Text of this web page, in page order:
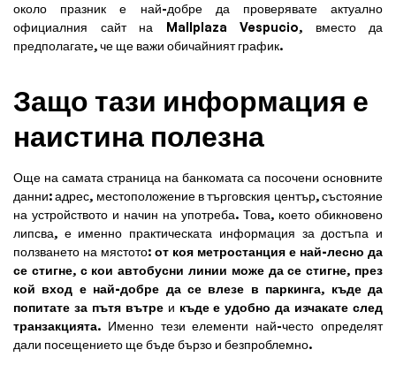
около празник е най-добре да проверявате актуално
официалния сайт на Mallplaza Vespucio, вместо да
предполагате, че ще важи обичайният график.
Защо тази информация е
наистина полезна
Още на самата страница на банкомата са посочени основните
данни: адрес, местоположение в търговския център, състояние
на устройството и начин на употреба. Това, което обикновено
липсва, е именно практическата информация за достъпа и
ползването на мястото: от коя метростанция е най-лесно да
се стигне, с кои автобусни линии може да се стигне, през
кой вход е най-добре да се влезе в паркинга, къде да
попитате за пътя вътреи къде е удобно да изчакате след
транзакцията. Именно тези елементи най-често определят
дали посещението ще бъде бързо и безпроблемно.